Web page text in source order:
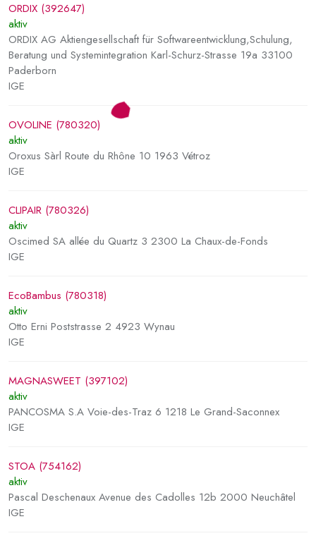
ORDIX (392647)
aktiv
ORDIX AG Aktiengesellschaft für Softwareentwicklung,Schulung,
Beratung und Systemintegration Karl-Schurz-Strasse 19a 33100
Paderborn
IGE
OVOLINE (780320)
aktiv
Oroxus Sàrl Route du Rhône 10 1963 Vétroz
IGE
CLIPAIR (780326)
aktiv
Oscimed SA allée du Quartz 3 2300 La Chaux-de-Fonds
IGE
EcoBambus (780318)
aktiv
Otto Erni Poststrasse 2 4923 Wynau
IGE
MAGNASWEET (397102)
aktiv
PANCOSMA S.A Voie-des-Traz 6 1218 Le Grand-Saconnex
IGE
STOA (754162)
aktiv
Pascal Deschenaux Avenue des Cadolles 12b 2000 Neuchâtel
IGE